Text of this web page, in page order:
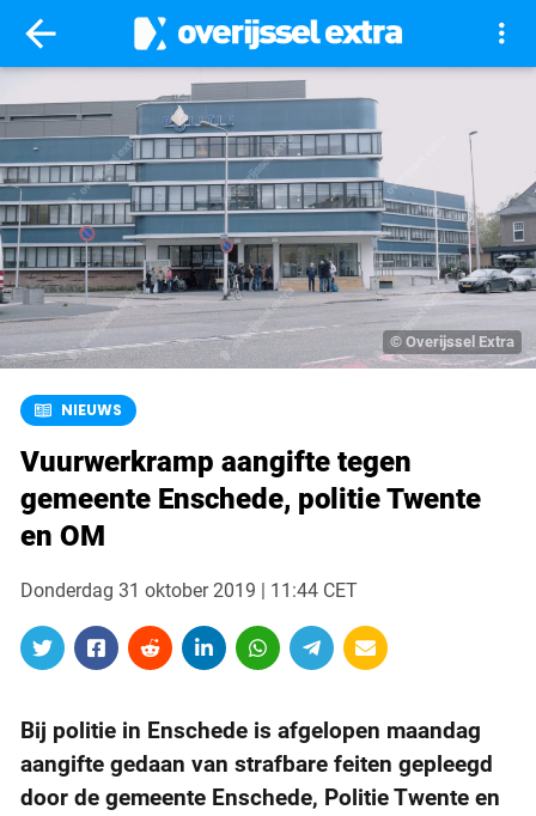
arrow_back more_vert
© Overijssel Extra
NIEUWS
Vuurwerkramp aangifte tegen
gemeente Enschede, politie Twente
en OM
Donderdag 31 oktober 2019 | 11:44 CET
Bij politie in Enschede is afgelopen maandag
aangifte gedaan van strafbare feiten gepleegd
door de gemeente Enschede, Politie Twente en